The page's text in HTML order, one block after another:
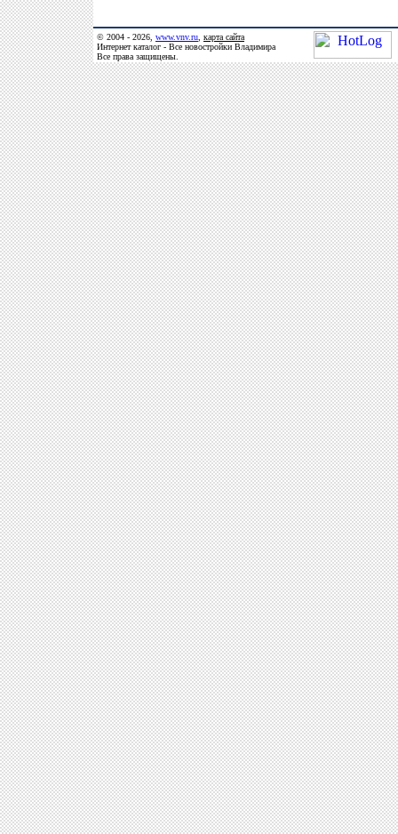
© 2004 - 2026, www.vnv.ru карта сайта
Интернет каталог - Все новостройки Владимира
Все права защищены.